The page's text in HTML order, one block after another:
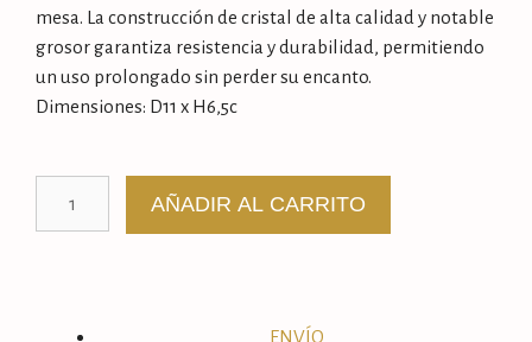
mesa. La construcción de cristal de alta calidad y notable
grosor garantiza resistencia y durabilidad, permitiendo
un uso prolongado sin perder su encanto.
Dimensiones: D11 x H6,5c
AÑADIR AL CARRITO
ENVÍO